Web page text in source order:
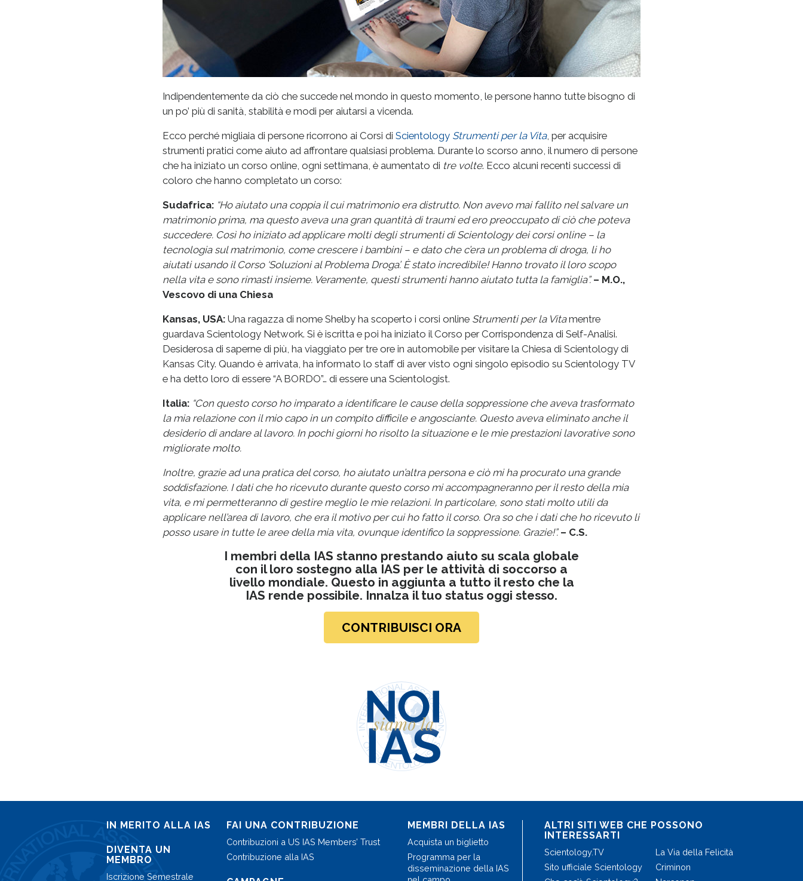
Indipendentemente da ciò che succede nel mondo in questo momento, le persone hanno tutte bisogno di
un po’ più di sanità, stabilità e modi per aiutarsi a vicenda.
Ecco perché migliaia di persone ricorrono ai Corsi di Scientology Strumenti per la Vita, per acquisire
strumenti pratici come aiuto ad affrontare qualsiasi problema. Durante lo scorso anno, il numero di persone
che ha iniziato un corso online, ogni settimana, è aumentato di tre volte. Ecco alcuni recenti successi di
coloro che hanno completato un corso:
Sudafrica: “Ho aiutato una coppia il cui matrimonio era distrutto. Non avevo mai fallito nel salvare un
matrimonio prima, ma questo aveva una gran quantità di traumi ed ero preoccupato di ciò che poteva
succedere. Così ho iniziato ad applicare molti degli strumenti di Scientology dei corsi online – la
tecnologia sul matrimonio, come crescere i bambini – e dato che c’era un problema di droga, li ho
aiutati usando il Corso ‘Soluzioni al Problema Droga’. È stato incredibile! Hanno trovato il loro scopo
nella vita e sono rimasti insieme. Veramente, questi strumenti hanno aiutato tutta la famiglia”.– M.O.,
Vescovo di una Chiesa
Kansas, USA: Una ragazza di nome Shelby ha scoperto i corsi online Strumenti per la Vitamentre
guardava Scientology Network. Si è iscritta e poi ha iniziato il Corso per Corrispondenza di Self-Analisi.
Desiderosa di saperne di più, ha viaggiato per tre ore in automobile per visitare la Chiesa di Scientology di
Kansas City. Quando è arrivata, ha informato lo staff di aver visto ogni singolo episodio su Scientology TV
e ha detto loro di essere “A BORDO”… di essere una Scientologist.
Italia: “Con questo corso ho imparato a identificare le cause della soppressione che aveva trasformato
la mia relazione con il mio capo in un compito difficile e angosciante. Questo aveva eliminato anche il
desiderio di andare al lavoro. In pochi giorni ho risolto la situazione e le mie prestazioni lavorative sono
migliorate molto.
Inoltre, grazie ad una pratica del corso, ho aiutato un’altra persona e ciò mi ha procurato una grande
soddisfazione. I dati che ho ricevuto durante questo corso mi accompagneranno per il resto della mia
vita, e mi permetteranno di gestire meglio le mie relazioni. In particolare, sono stati molto utili da
applicare nell’area di lavoro, che era il motivo per cui ho fatto il corso. Ora so che i dati che ho ricevuto li
posso usare in tutte le aree della mia vita, ovunque identifico la soppressione. Grazie!”.– C.S.
I membri della IAS stanno prestando aiuto su scala globale
con il loro sostegno alla IAS per le attività di soccorso a
livello mondiale. Questo in aggiunta a tutto il resto che la
IAS rende possibile. Innalza il tuo status oggi stesso.
CONTRIBUISCI ORA
IN MERITO ALLA IAS
DIVENTA UN
MEMBRO
Iscrizione Semestrale
FAI UNA CONTRIBUZIONE
Contribuzioni a US IAS Members’ Trust
Contribuzione alla IAS
MEMBRI DELLA IAS
Acquista un biglietto
Programma per la
disseminazione della IAS
ALTRI SITI WEB CHE POSSONO
INTERESSARTI
Scientology.TV
Sito ufficiale Scientology
La Via della Felicità
Criminon